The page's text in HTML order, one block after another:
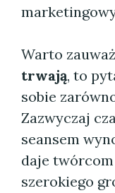
Warto
trwają, to
sobie
Zazwyczaj
seansem
daje
szerokiego